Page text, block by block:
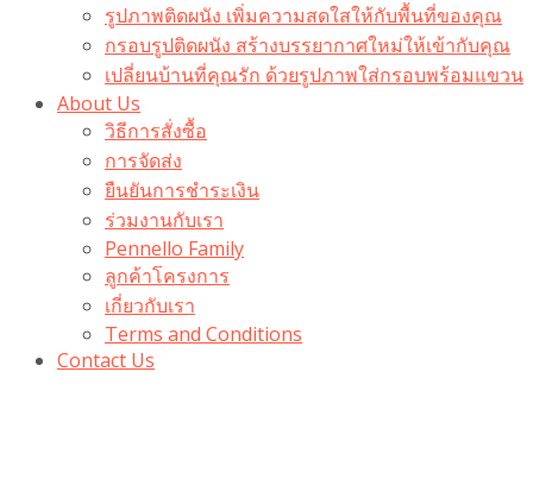
รูปภาพติดผนัง เพิ่มความสดใสให้กับพื้นที่ของคุณ
กรอบรูปติดผนัง สร้างบรรยากาศใหม่ให้เข้ากับคุณ
เปลี่ยนบ้านที่คุณรัก ด้วยรูปภาพใส่กรอบพร้อมแขวน​
About Us
วิธีการสั่งซื้อ
การจัดส่ง
ยืนยันการชำระเงิน
ร่วมงานกับเรา
Pennello Family
ลูกค้าโครงการ
เกี่ยวกับเรา
Terms and Conditions
Contact Us